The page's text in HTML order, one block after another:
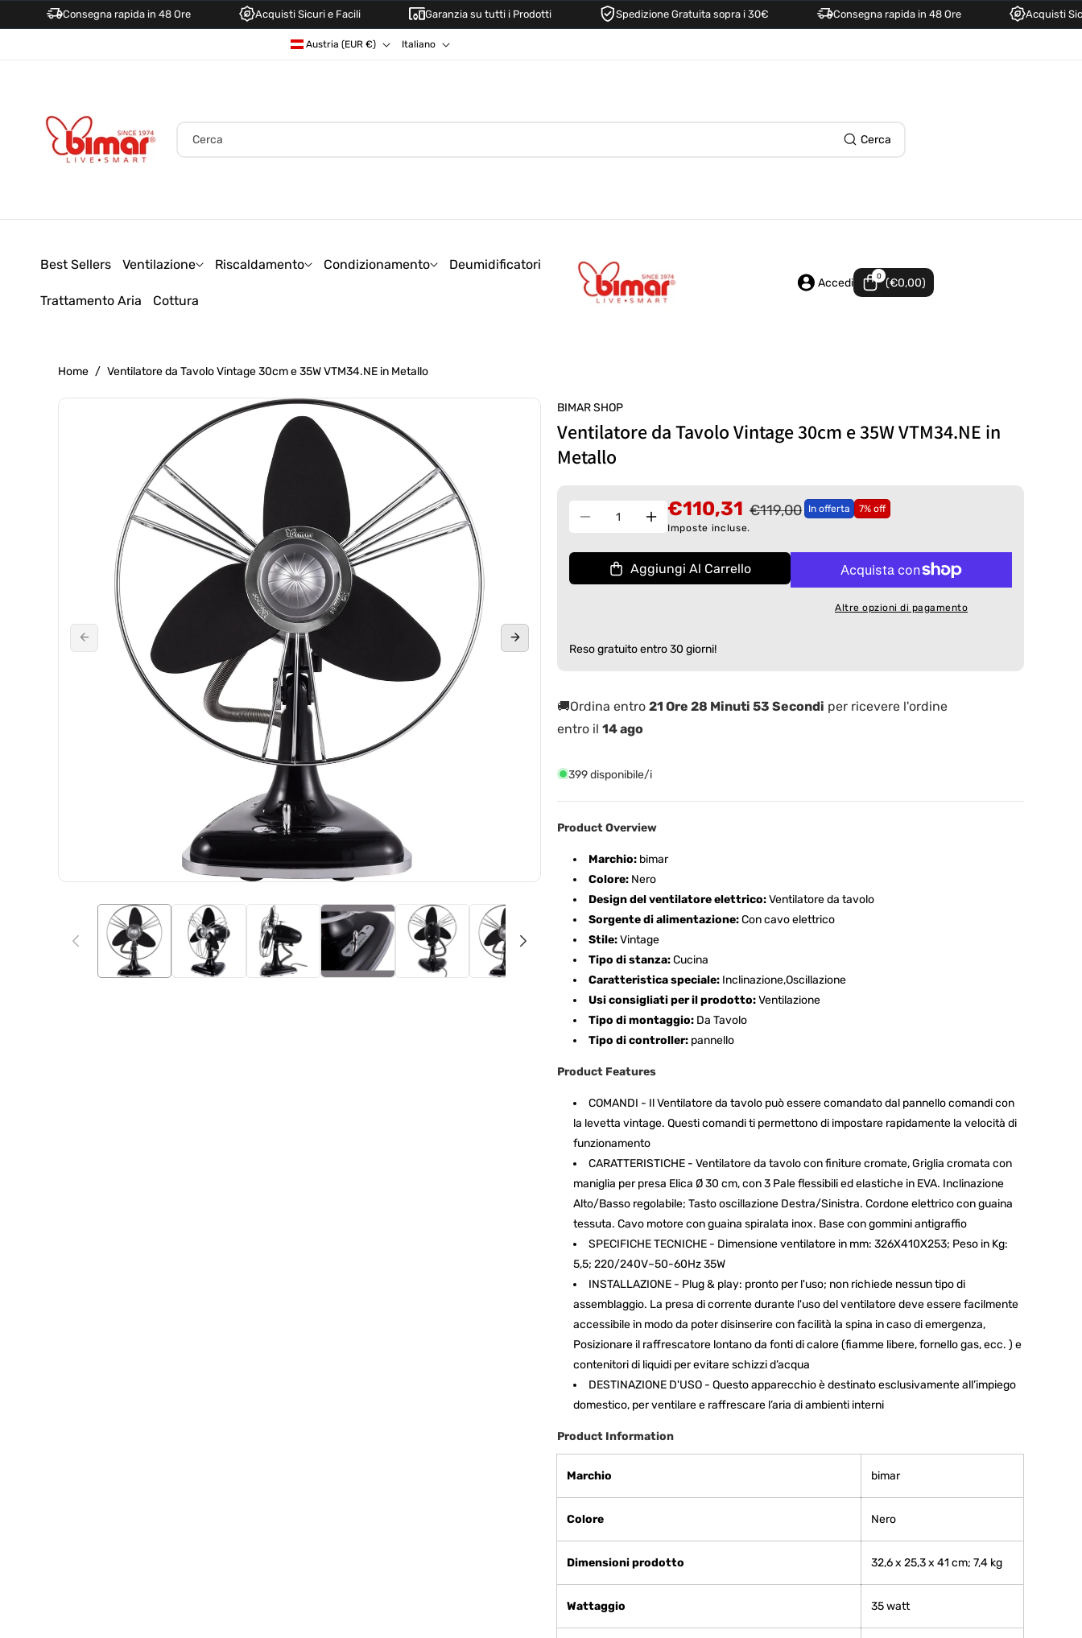
Direttamente
Consegna rapida in 48 Ore Acquisti Sicuri e Facili Garanzia su tutti i Prodotti Spedizione Gratuita sopra i 30€ Consegna rapida in 48 Ore Acquisti Sicuri e
P
r
a
g
r
a
f
Austria (EUR €) Italiano
Cerca Cerca
Best Sellers Ventilazione Riscaldamento Condizionamento Deumidificatori
Trattamento Aria Cottura
Accedi (€0,00)
0
articoli
Home / Ventilatore da Tavolo Vintage 30cm e 35W VTM34.NE in Metallo
BIMAR SHOP
Ventilatore da Tavolo Vintage 30cm e 35W VTM34.NE in
Metallo
Diminuisci
per
Ventilatore
30cm
e
in
Metallo
Aumenta
per
Ventilatore
30cm
in
€110,31 €119,00 In offerta
7% off
Imposte incluse.
Aggiungi Al Carrello
Altre opzioni di pagamento
Reso gratuito entro 30 giorni!
🚚Ordina entro 21 Ore 28 Minuti 52 Secondi per ricevere l'ordine
entro il 14 ago
399 disponibile/i
Product Overview
Marchio: bimar
Colore: Nero
Design del ventilatore elettrico:Ventilatore da tavolo
Sorgente di alimentazione:Con cavo elettrico
Stile:Vintage
Tipo di stanza:Cucina
Caratteristica speciale: Inclinazione,Oscillazione
Usi consigliati per il prodotto:Ventilazione
Tipo di montaggio: Da Tavolo
Tipo di controller: pannello
Product Features
COMANDI - Il Ventilatore da tavolo può essere comandato dal pannello comandi con
la levetta vintage. Questi comandi ti permettono di impostare rapidamente la velocità di
funzionamento
CARATTERISTICHE - Ventilatore da tavolo con finiture cromate, Griglia cromata con
maniglia per presa Elica Ø 30 cm, con 3 Pale flessibili ed elastiche in EVA. Inclinazione
Alto/Basso regolabile; Tasto oscillazione Destra/Sinistra. Cordone elettrico con guaina
tessuta. Cavo motore con guaina spiralata inox. Base con gommini antigraffio
SPECIFICHE TECNICHE - Dimensione ventilatore in mm: 326X410X253; Peso in Kg:
5,5; 220/240V~50-60Hz 35W
INSTALLAZIONE - Plug & play: pronto per l'uso; non richiede nessun tipo di
assemblaggio. La presa di corrente durante l'uso del ventilatore deve essere facilmente
accessibile in modo da poter disinserire con facilità la spina in caso di emergenza,
Posizionare il raffrescatore lontano da fonti di calore (fiamme libere, fornello gas, ecc. ) e
contenitori di liquidi per evitare schizzi d’acqua
DESTINAZIONE D'USO - Questo apparecchio è destinato esclusivamente all’impiego
domestico, per ventilare e raffrescare l’aria di ambienti interni
Product Information
Marchio ‎bimar
Colore ‎Nero
Dimensioni prodotto ‎32,6 x 25,3 x 41 cm; 7,4 kg
Wattaggio ‎35 watt